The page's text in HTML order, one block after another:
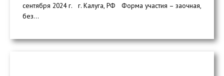
сентября 2024 г. г. Калуга, РФ Форма участия – заочная,
без...